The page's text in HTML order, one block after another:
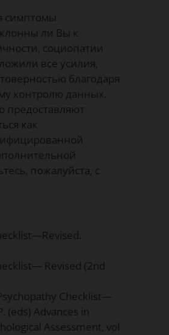
симптомы
ли Вы к
социопатии
все усилия,
благодаря
контролю данных.
предоставляют
как
пожалуйста, с
Revised (2nd
Checklist—
(eds) Advances in
Assessment, vol